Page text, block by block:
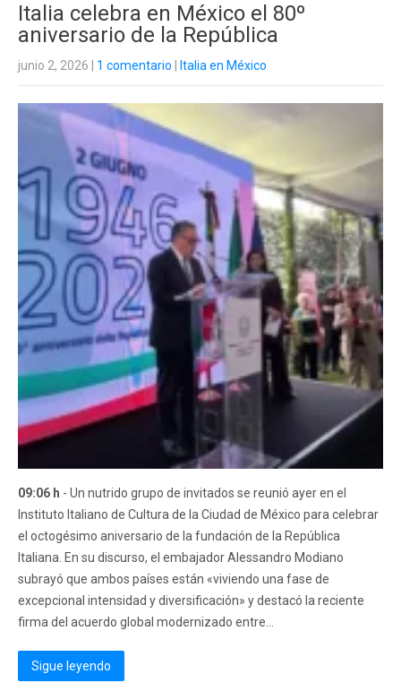
Italia celebra en México el 80º
aniversario de la República
junio 2, 2026 1 comentario Italia en México
09:06 h - Un nutrido grupo de invitados se reunió ayer en el
Instituto Italiano de Cultura de la Ciudad de México para celebrar
el octogésimo aniversario de la fundación de la República
Italiana. En su discurso, el embajador Alessandro Modiano
subrayó que ambos países están «viviendo una fase de
excepcional intensidad y diversificación» y destacó la reciente
firma del acuerdo global modernizado entre...
Sigue leyendo